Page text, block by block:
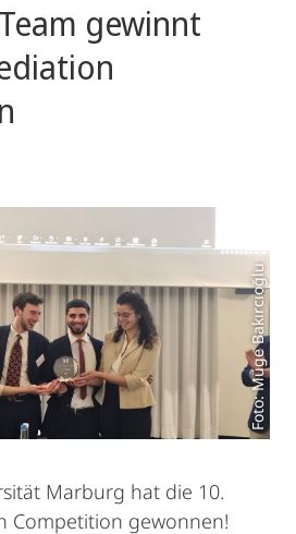
gewinnt
Foto: Müge Bakırcıoğlu
Marburg hat die 10.
Competition gewonnen!